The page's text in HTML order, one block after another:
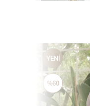
YENI
ÜRÜN
%60